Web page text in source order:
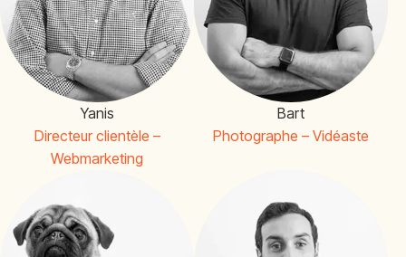
Yanis
Directeur clientèle –
Webmarketing
Bart
Photographe – Vidéaste